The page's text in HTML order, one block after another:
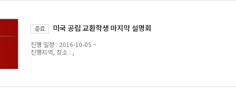
미국 공립 교환학생 마지막 설명회
진행 일정 : 2016-10-05 ~
진행지역, 장소 : ,